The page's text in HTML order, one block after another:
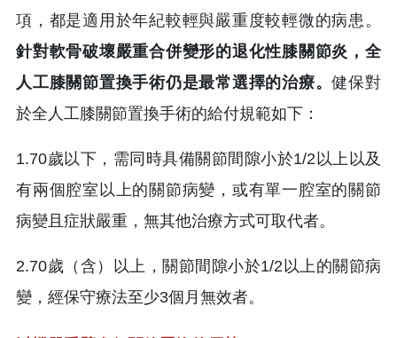
項，都是適用於年紀較輕與嚴重度較輕微的病患。
針對軟骨破壞嚴重合併變形的退化性膝關節炎，全
人工膝關節置換手術仍是最常選擇的治療。健保對
於全人工膝關節置換手術的給付規範如下：
1.70歲以下，需同時具備關節間隙小於1/2以上以及
有兩個腔室以上的關節病變，或有單一腔室的關節
病變且症狀嚴重，無其他治療方式可取代者。
2.70歲（含）以上，關節間隙小於1/2以上的關節病
變，經保守療法至少3個月無效者。